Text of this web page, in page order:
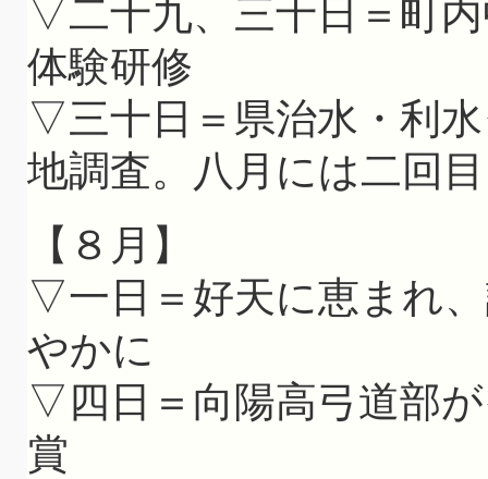
▽二十九、三十日＝町
体験研修
▽三十日＝県治水・利
地調査。八月には二回
【８月】
▽一日＝好天に恵まれ
やかに
▽四日＝向陽高弓道部
賞